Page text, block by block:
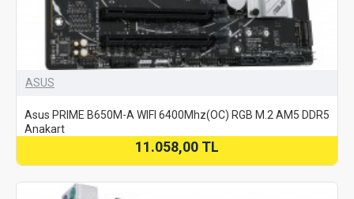
ASUS
Asus PRIME B650M-A WIFI 6400Mhz(OC) RGB M.2 AM5 DDR5
Anakart
11.058,00 TL